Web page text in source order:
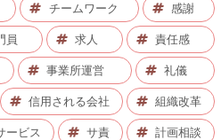
チームワーク 感謝
員 求人 責任感
事業所運営 礼儀
信用される会社 組織改革
ービス サ責 計画相談